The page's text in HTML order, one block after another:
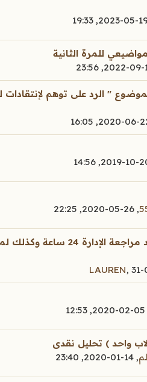
19-05-2023,
للمرة الثانية
" الرد على توهم لإنتقادات
22-06-
20-10-
,
26-05-2020, 22:25
لماذا لا تظهر مشاركاتي الا بعد
LAUREN, 31-
05-02-2020, 12:53
واحد ) تحليل نقدى
,
14-01-2020, 23:40